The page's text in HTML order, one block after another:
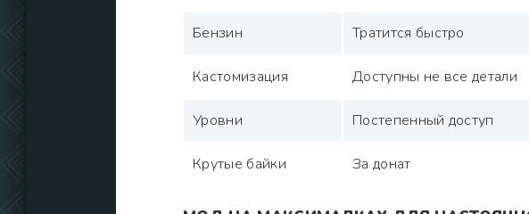
Бензин Тратится быстро
Кастомизация Доступны не все детали
Уровни Постепенный доступ
Крутые байки За донат